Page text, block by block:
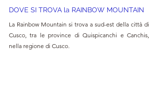
DOVE SI TROVA la RAINBOW MOUNTAIN
La Rainbow Mountain si trova a sud-est della città di
Cusco, tra le province di Quispicanchi e Canchis,
nella regione di Cusco.